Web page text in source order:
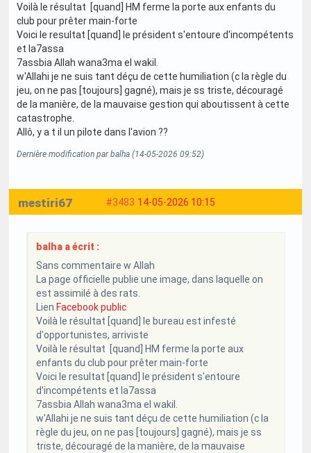
Voilà le résultat [quand] HM ferme la porte aux enfants du
club pour prêter main-forte
Voici le resultat [quand] le président s'entoure d'incompétents
et la7assa
7assbia Allah wana3ma el wakil.
w'Allahi je ne suis tant déçu de cette humiliation (c la règle du
jeu, on ne pas [toujours] gagné), mais je ss triste, découragé
de la manière, de la mauvaise gestion qui aboutissent à cette
catastrophe.
Allô, y a t il un pilote dans l'avion ??
Dernière modification par balha (14-05-2026 09:52)
#3483 14-05-2026 10:15
mestiri67
balha a écrit :
Sans commentaire w Allah
La page officielle publie une image, dans laquelle on
est assimilé à des rats.
Lien Facebook public
Voilà le résultat [quand] le bureau est infesté
d'opportunistes, arriviste
Voilà le résultat [quand] HM ferme la porte aux
enfants du club pour prêter main-forte
Voici le resultat [quand] le président s'entoure
d'incompétents et la7assa
7assbia Allah wana3ma el wakil.
w'Allahi je ne suis tant déçu de cette humiliation (c la
règle du jeu, on ne pas [toujours] gagné), mais je ss
triste, découragé de la manière, de la mauvaise